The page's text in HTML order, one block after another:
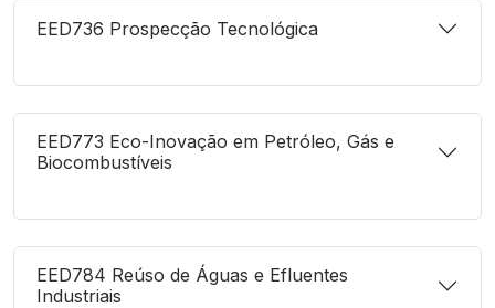
EED736 Prospecção Tecnológica
EED773 Eco-Inovação em Petróleo, Gás e
Biocombustíveis
EED784 Reúso de Águas e Efluentes
Industriais